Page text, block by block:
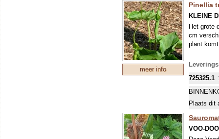
meer info
Pinellia
KLEINE
Het grote
cm
plant
725325.1
Plaats dit
VOO-